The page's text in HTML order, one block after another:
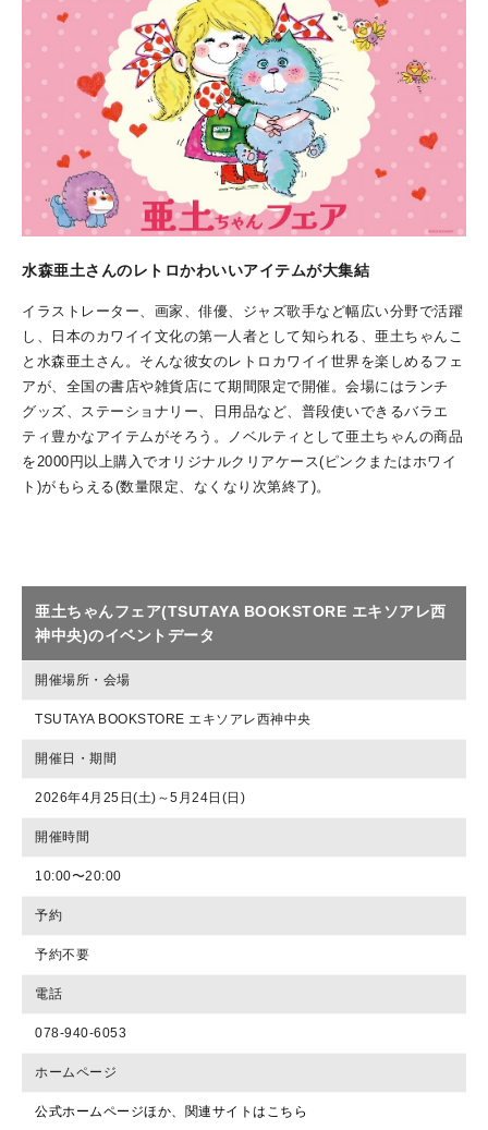
水森亜土さんのレトロかわいいアイテムが大集結
イラストレーター、画家、俳優、ジャズ歌手など幅広い分野で活躍
し、日本のカワイイ文化の第一人者として知られる、亜土ちゃんこ
と水森亜土さん。そんな彼女のレトロカワイイ世界を楽しめるフェ
アが、全国の書店や雑貨店にて期間限定で開催。会場にはランチ
グッズ、ステーショナリー、日用品など、普段使いできるバラエ
ティ豊かなアイテムがそろう。ノベルティとして亜土ちゃんの商品
を2000円以上購入でオリジナルクリアケース(ピンクまたはホワイ
ト)がもらえる(数量限定、なくなり次第終了)。
亜土ちゃんフェア(TSUTAYA BOOKSTORE エキソアレ西
神中央)のイベントデータ
開催場所・会場
TSUTAYA BOOKSTORE エキソアレ西神中央
開催日・期間
2026年4月25日(土)～5月24日(日)
開催時間
10:00〜20:00
予約
予約不要
電話
078-940-6053
ホームページ
公式ホームページほか、関連サイトはこちら